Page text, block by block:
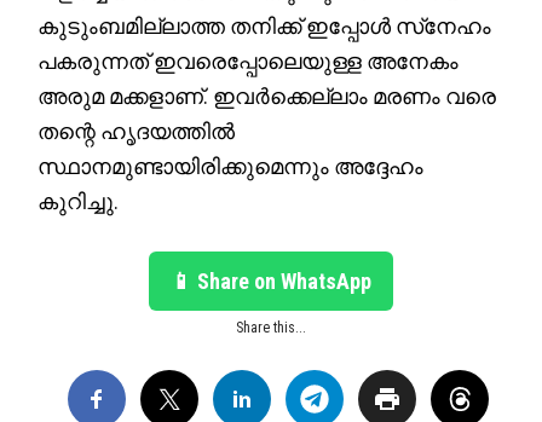
കുടുംബമില്ലാത്ത തനിക്ക് ഇപ്പോള്‍ സ്‌നേഹം
പകരുന്നത് ഇവരെപ്പോലെയുള്ള അനേകം
അരുമ മക്കളാണ്. ഇവര്‍ക്കെല്ലാം മരണം വരെ
തന്റെ ഹൃദയത്തില്‍
സ്ഥാനമുണ്ടായിരിക്കുമെന്നും അദ്ദേഹം
കുറിച്ചു.
📱 Share on WhatsApp
Share this...